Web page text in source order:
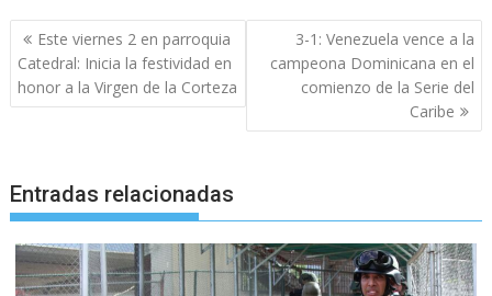
Navegación
de
entradas
Este viernes 2 en parroquia
Catedral: Inicia la festividad en
honor a la Virgen de la Corteza
3-1: Venezuela vence a la
campeona Dominicana en el
comienzo de la Serie del
Caribe
Entradas relacionadas